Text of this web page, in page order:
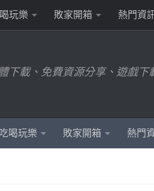
玩樂 敗家開箱 熱門資
下載、免費資源分享、遊戲下
吃喝玩樂 敗家開箱 熱門